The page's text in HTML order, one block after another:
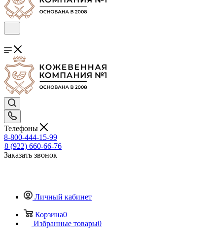
Телефоны
8-800-444-15-99
8 (922) 660-66-76
Заказать звонок
Личный кабинет
Корзина0
Избранные товары0